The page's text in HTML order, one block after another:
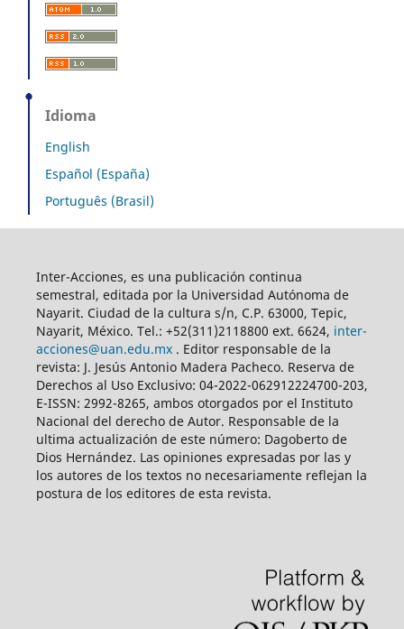
Idioma
English
Español (España)
Português (Brasil)
Inter-Acciones, es una publicación continua
semestral, editada por la Universidad Autónoma de
Nayarit. Ciudad de la cultura s/n, C.P. 63000, Tepic,
Nayarit, México. Tel.: +52(311)2118800 ext. 6624, inter-
acciones@uan.edu.mx. Editor responsable de la
revista: J. Jesús Antonio Madera Pacheco. Reserva de
Derechos al Uso Exclusivo: 04-2022-062912224700-203,
E-ISSN: 2992-8265, ambos otorgados por el Instituto
Nacional del derecho de Autor. Responsable de la
ultima actualización de este número: Dagoberto de
Dios Hernández. Las opiniones expresadas por las y
los autores de los textos no necesariamente reflejan la
postura de los editores de esta revista.